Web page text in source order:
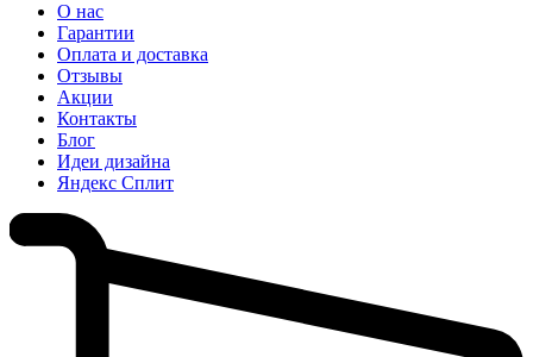
О нас
Гарантии
Оплата и доставка
Отзывы
Акции
Контакты
Блог
Идеи дизайна
Яндекс Сплит